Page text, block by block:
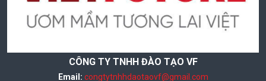
CÔNG TY TNHH ĐÀO TẠO VF
Email: congtytnhhdaotaovf@gmail.com